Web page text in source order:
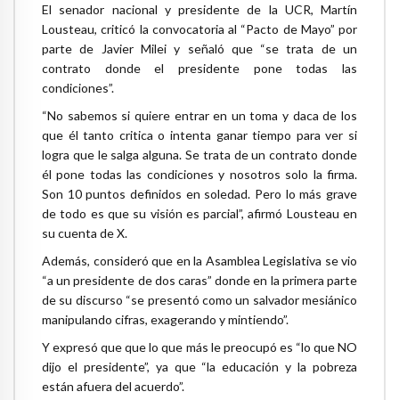
El senador nacional y presidente de la UCR, Martín
Lousteau, criticó la convocatoria al “Pacto de Mayo” por
parte de Javier Milei y señaló que “se trata de un
contrato donde el presidente pone todas las
condiciones”.
“No sabemos si quiere entrar en un toma y daca de los
que él tanto critica o intenta ganar tiempo para ver si
logra que le salga alguna. Se trata de un contrato donde
él pone todas las condiciones y nosotros solo la firma.
Son 10 puntos definidos en soledad. Pero lo más grave
de todo es que su visión es parcial”, afirmó Lousteau en
su cuenta de X.
Además, consideró que en la Asamblea Legislativa se vio
“a un presidente de dos caras” donde en la primera parte
de su discurso “se presentó como un salvador mesiánico
manipulando cifras, exagerando y mintiendo”.
Y expresó que que lo que más le preocupó es “lo que NO
dijo el presidente”, ya que “la educación y la pobreza
están afuera del acuerdo”.